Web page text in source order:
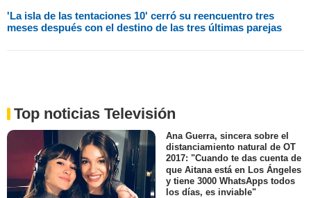
'La isla de las tentaciones 10' cerró su reencuentro tres
meses después con el destino de las tres últimas parejas
Top noticias Televisión
Ana Guerra, sincera sobre el
distanciamiento natural de OT
2017: "Cuando te das cuenta de
que Aitana está en Los Ángeles
y tiene 3000 WhatsApps todos
los días, es inviable"